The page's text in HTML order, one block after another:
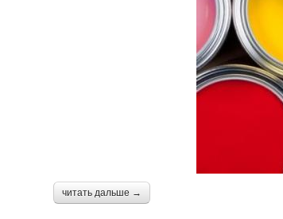
читать дальше →